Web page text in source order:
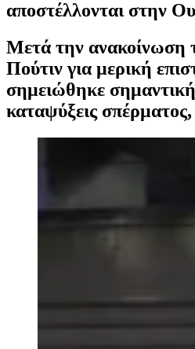
αποστέλλονται στην
Μετά την ανακοίνωση
Πούτιν για μερική
σημειώθηκε
καταψύξεις